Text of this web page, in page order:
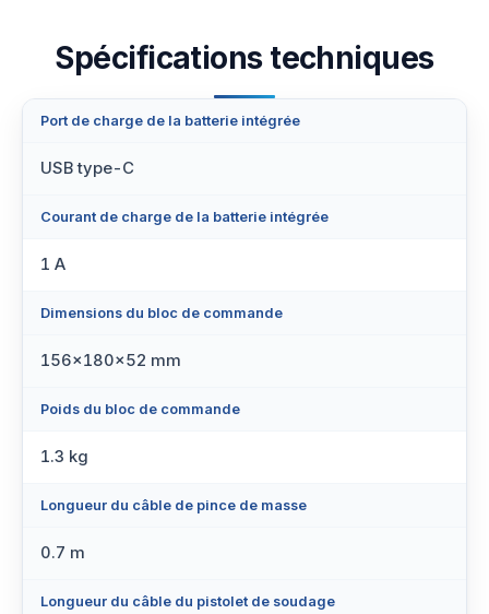
Spécifications techniques
Port de charge de la batterie intégrée
USB type-C
Courant de charge de la batterie intégrée
1 A
Dimensions du bloc de commande
156x180x52 mm
Poids du bloc de commande
1.3 kg
Longueur du câble de pince de masse
0.7 m
Longueur du câble du pistolet de soudage